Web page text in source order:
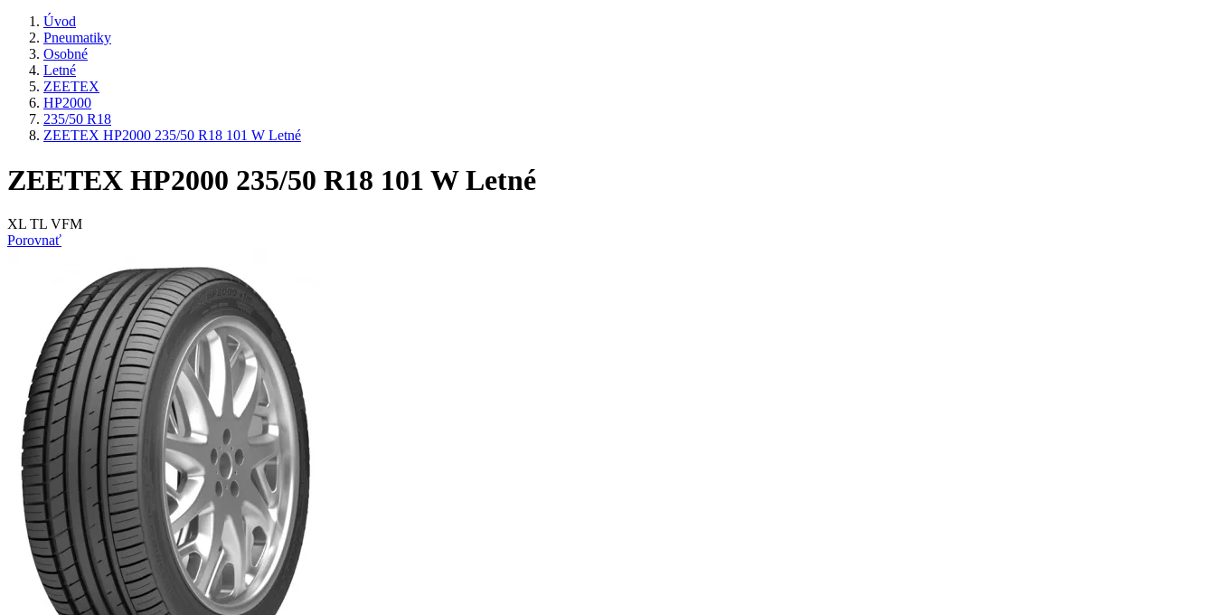
Úvod
Pneumatiky
Osobné
Letné
ZEETEX
HP2000
235/50 R18
ZEETEX HP2000 235/50 R18 101 W Letné
ZEETEX HP2000 235/50 R18 101 W Letné
XL TL VFM
Porovnať